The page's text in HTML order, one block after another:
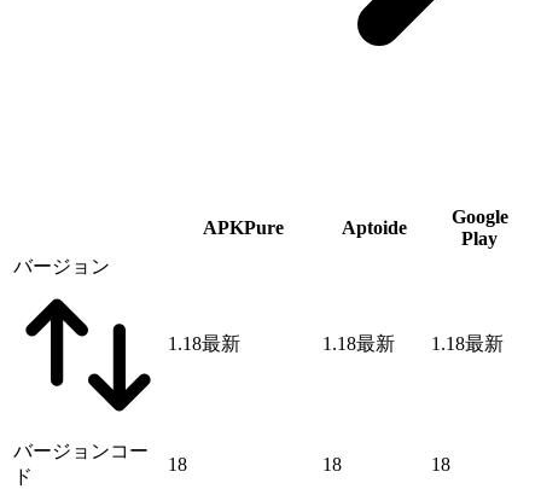
APKPure Aptoide
Google
Play
バージョン
1.18最新 1.18最新 1.18最新
バージョンコー
ド
18 18 18